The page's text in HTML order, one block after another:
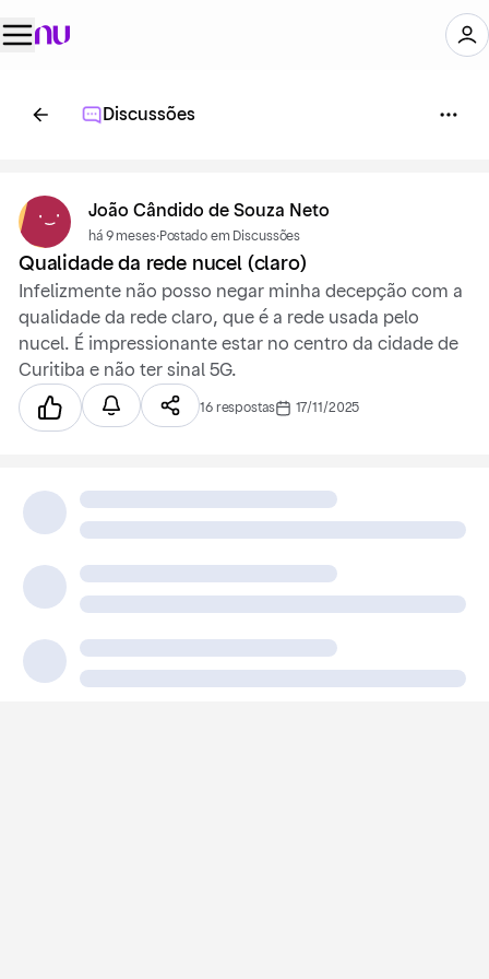
Discussões
João Cândido de Souza Neto
há 9 meses·Postado em Discussões
Qualidade da rede nucel (claro)
Infelizmente não posso negar minha decepção com a
qualidade da rede claro, que é a rede usada pelo
nucel. É impressionante estar no centro da cidade de
Curitiba e não ter sinal 5G.
16 respostas 17/11/2025